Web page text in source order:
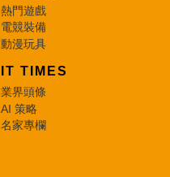
熱門遊戲
電競裝備
動漫玩具
IT TIMES
業界頭條
AI 策略
名家專欄